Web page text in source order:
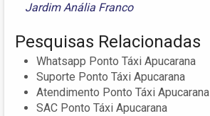
Jardim Anália Franco
Pesquisas Relacionadas
Whatsapp Ponto Táxi Apucarana
Suporte Ponto Táxi Apucarana
Atendimento Ponto Táxi Apucarana
SAC Ponto Táxi Apucarana